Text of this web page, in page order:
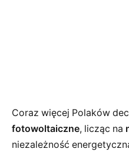
Coraz więcej Polaków
fotowoltaiczne, licząc na
niezależność